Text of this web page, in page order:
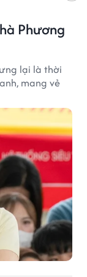
Phương
lại là thời
mang vẻ